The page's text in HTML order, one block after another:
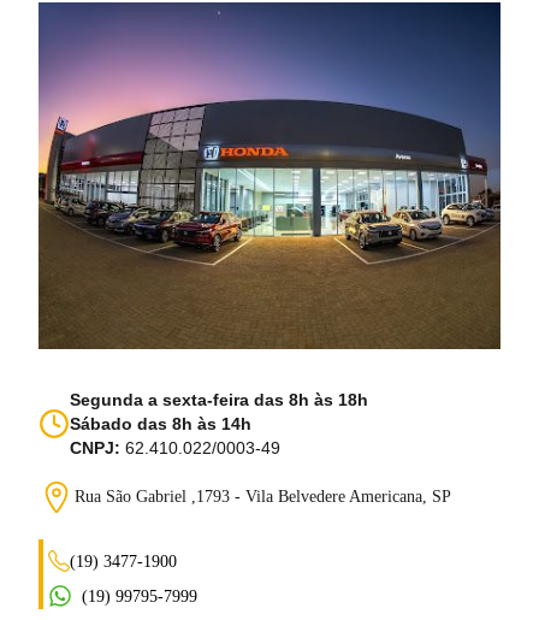
Segunda a sexta-feira das 8h às 18h
Sábado das 8h às 14h
CNPJ: 62.410.022/0003-49
Rua São Gabriel ,1793 - Vila Belvedere Americana, SP
(19) 3477-1900
(19) 99795-7999